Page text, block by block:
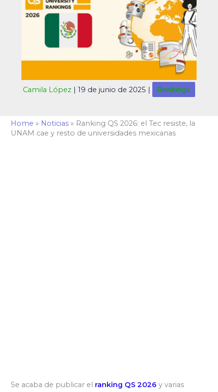
Camila López | 19 de junio de 2025 | Rankings
Home » Noticias » Ranking QS 2026: el Tec resiste, la
UNAM cae y resto de universidades mexicanas
Se acaba de publicar el ranking QS 2026 y varias